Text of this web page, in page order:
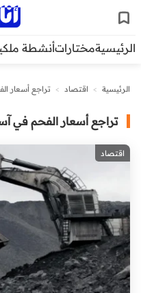
الرئيسيةمختاراتأنشطة
الرئيسية > اقتصاد > تراجع أسعار
تراجع أسعار الفحم في
اقتصاد